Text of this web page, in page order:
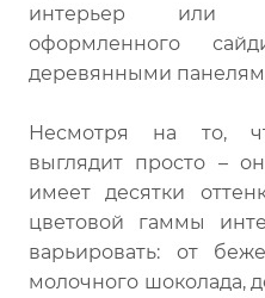
интерьер или
оформленного
деревянными
Несмотря на то,
выглядит просто –
имеет десятки
цветовой гаммы
варьировать: от
молочного шоколада,